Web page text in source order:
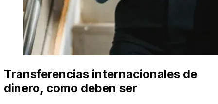
Transferencias internacionales de
dinero, como deben ser